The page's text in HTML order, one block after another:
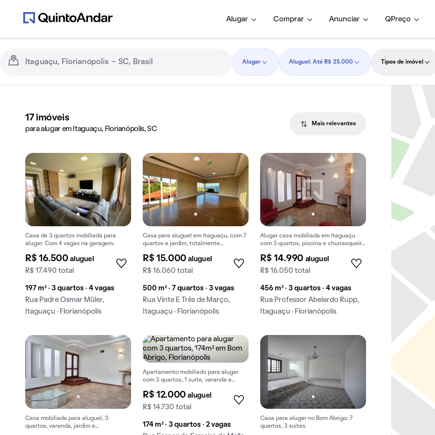
Alugar Comprar Anunciar QPreço
Alugar Aluguel: Até R$ 25.000 Tipos de imóvel
17 imóveis
para alugar em Itaguaçu, Florianópolis, SC
Mais relevantes
Casa de 3 quartos mobiliada para
alugar. Com 4 vagas na garagem.
R$ 16.500aluguel
R$ 17.490 total
197 m² · 3 quartos · 4 vagas
Rua Padre Osmar Müler,
Itaguaçu · Florianópolis
Casa para aluguel em Itaguaçu, com 7
quartos e jardim, totalmente
R$ 15.000aluguel
R$ 16.060 total
500 m² · 7 quartos · 3 vagas
Rua Vinte E Três de Março,
Itaguaçu · Florianópolis
Alugar casa mobiliada em Itaguaçu
com 3 quartos, piscina e churrasqueira
R$ 14.990 aluguel
R$ 16.050 total
456 m² · 3 quartos · 4 vagas
Rua Professor Abelardo Rupp,
Itaguaçu · Florianópolis
Casa mobiliada para aluguel, 3
quartos, varanda, jardim e
Apartamento mobiliado para alugar
com 3 quartos, 1 suíte, varanda e
R$ 12.000aluguel
R$ 14.730 total
174 m² · 3 quartos · 2 vagas
Casa para alugar no Bom Abrigo: 7
quartos, 3 suítes.